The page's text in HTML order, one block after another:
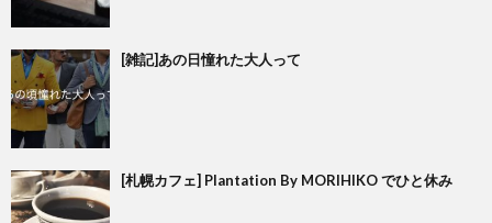
[雑記]あの日憧れた大人って
[札幌カフェ] Plantation By MORIHIKO でひと休み